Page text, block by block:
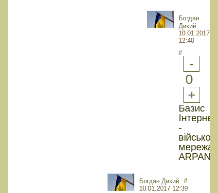
Богдан
Дикий
10.01.2017
12:40
#
-
0
+
Базис
-
мережа
Богдан Дикий
10.01.2017 12:39
#